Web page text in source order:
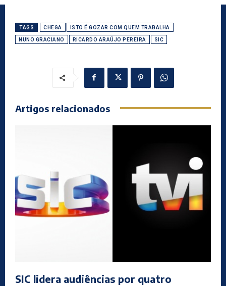
TAGS CHEGA ISTO É GOZAR COM QUEM TRABALHA
NUNO GRACIANO RICARDO ARAÚJO PEREIRA SIC
Artigos relacionados
SIC lidera audiências por quatro